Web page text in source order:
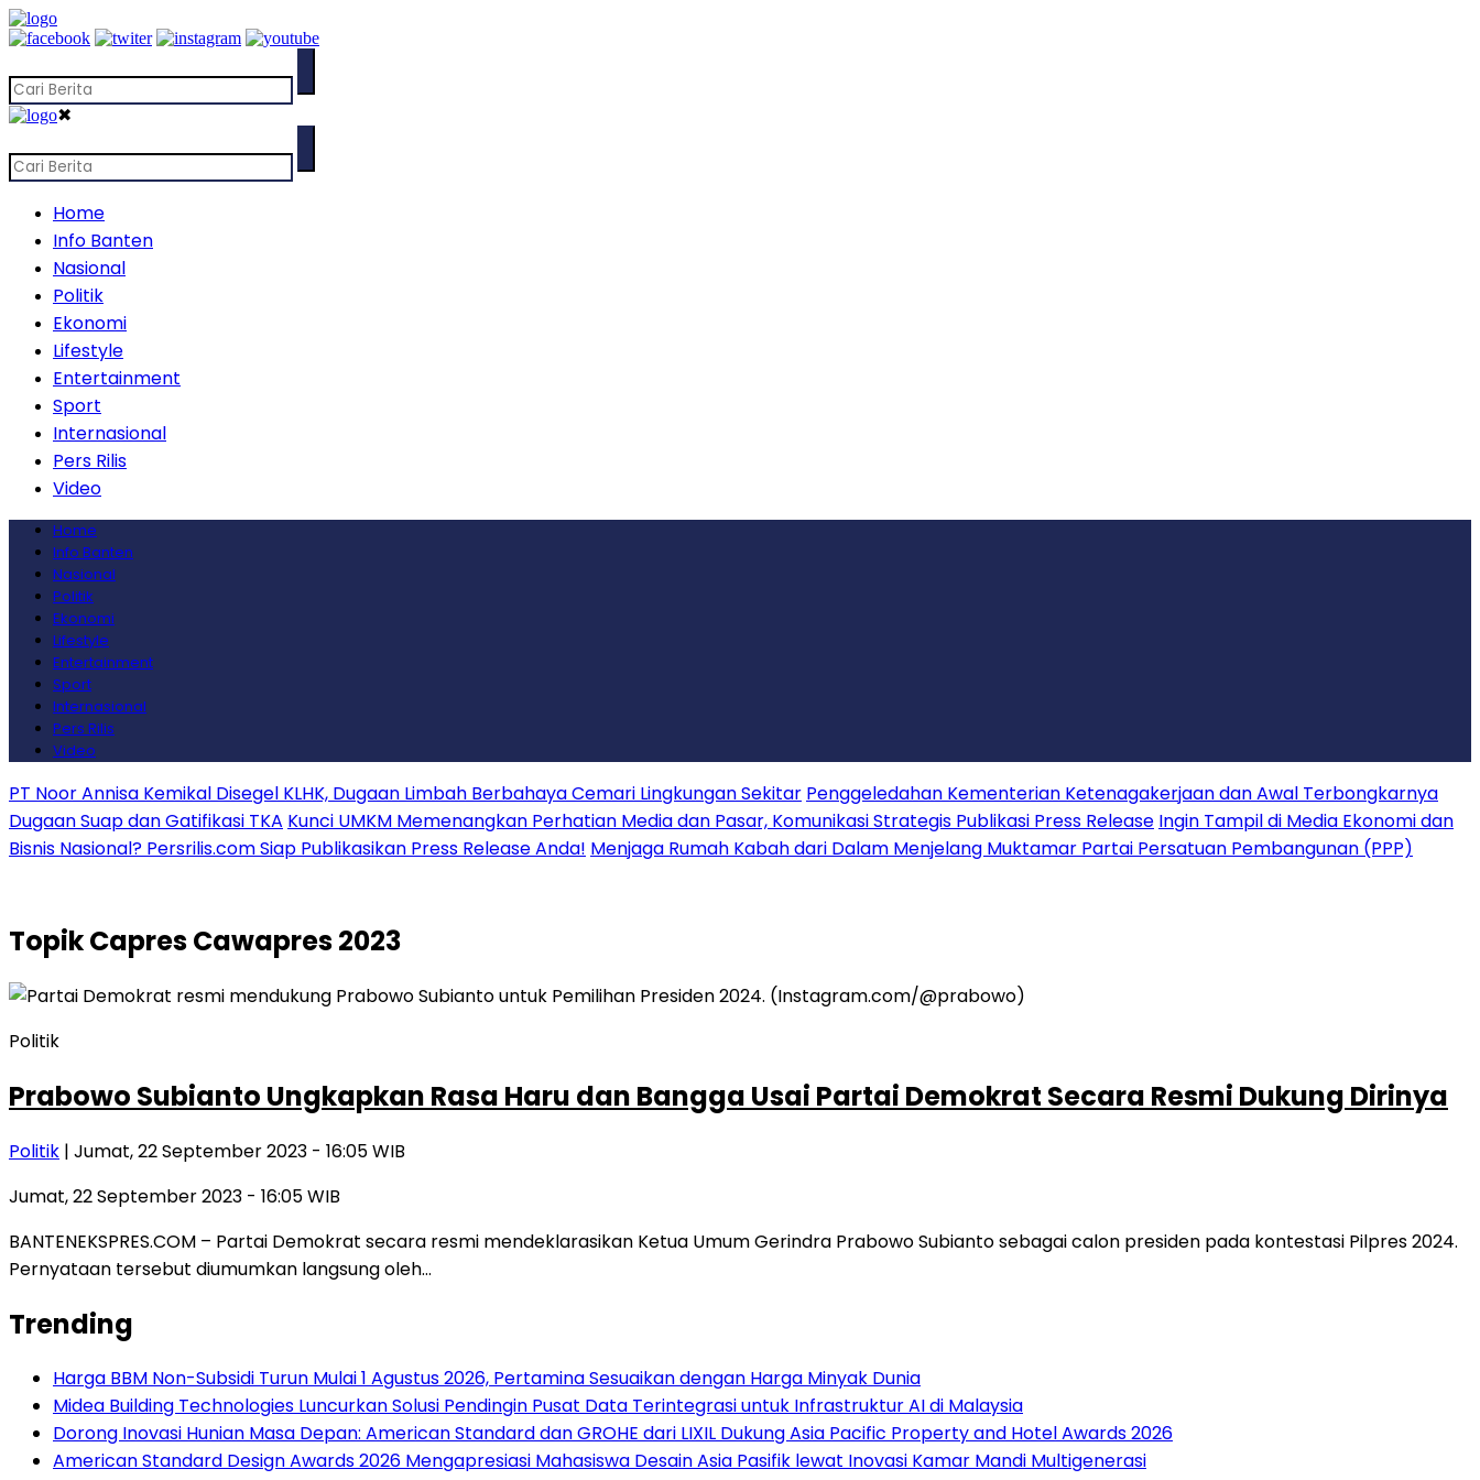
✖
Home
Info Banten
Nasional
Politik
Ekonomi
Lifestyle
Entertainment
Sport
Internasional
Pers Rilis
Video
Home
Info Banten
Nasional
Politik
Ekonomi
Lifestyle
Entertainment
Sport
Internasional
Pers Rilis
Video
PT Noor Annisa Kemikal Disegel KLHK, Dugaan Limbah Berbahaya Cemari Lingkungan Sekitar Penggeledahan Kementerian Ketenagakerjaan dan Awal Terbongkarnya
Dugaan Suap dan Gatifikasi TKA Kunci UMKM Memenangkan Perhatian Media dan Pasar, Komunikasi Strategis Publikasi Press Release Ingin Tampil di Media Ekonomi dan
Bisnis Nasional? Persrilis.com Siap Publikasikan Press Release Anda! Menjaga Rumah Kabah dari Dalam Menjelang Muktamar Partai Persatuan Pembangunan (PPP)
TopikCapres Cawapres 2023
Politik
Prabowo Subianto Ungkapkan Rasa Haru dan Bangga Usai Partai Demokrat Secara Resmi Dukung Dirinya
Politik | Jumat, 22 September 2023 - 16:05 WIB
Jumat, 22 September 2023 - 16:05 WIB
BANTENEKSPRES.COM – Partai Demokrat secara resmi mendeklarasikan Ketua Umum Gerindra Prabowo Subianto sebagai calon presiden pada kontestasi Pilpres 2024.
Pernyataan tersebut diumumkan langsung oleh…
Trending
Harga BBM Non-Subsidi Turun Mulai 1 Agustus 2026, Pertamina Sesuaikan dengan Harga Minyak Dunia
Midea Building Technologies Luncurkan Solusi Pendingin Pusat Data Terintegrasi untuk Infrastruktur AI di Malaysia
Dorong Inovasi Hunian Masa Depan: American Standard dan GROHE dari LIXIL Dukung Asia Pacific Property and Hotel Awards 2026
American Standard Design Awards 2026 Mengapresiasi Mahasiswa Desain Asia Pasifik lewat Inovasi Kamar Mandi Multigenerasi